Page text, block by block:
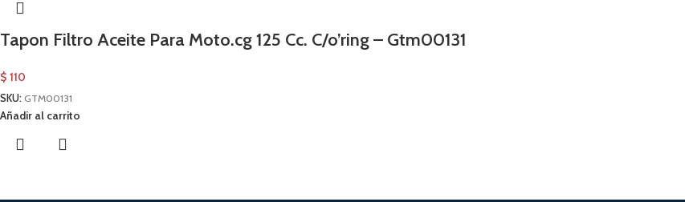
Tapon Filtro Aceite Para Moto.cg 125 Cc. C/o’ring – Gtm00131
$ 110
SKU: GTM00131
Añadir al carrito